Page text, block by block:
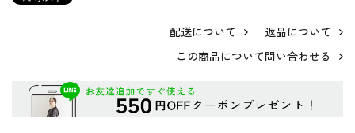
配送について
返品について
この商品について問い合わせる